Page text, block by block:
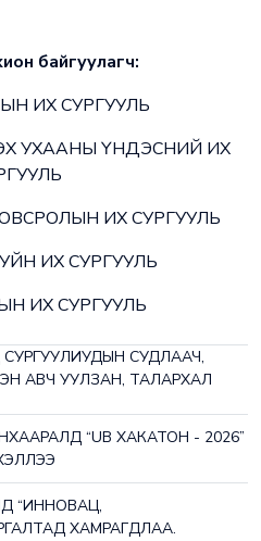
байгуулагч:
ИХ СУРГУУЛЬ
УХААНЫ ҮНДЭСНИЙ ИХ
ИХ СУРГУУЛЬ
ИХ СУРГУУЛЬ
ИХ СУРГУУЛЬ
СУДЛААЧ,
АВЧ УУЛЗАН, ТАЛАРХАЛ
“UB ХАКАТОН - 2026”
“ИННОВАЦ,
ХАМРАГДЛАА.